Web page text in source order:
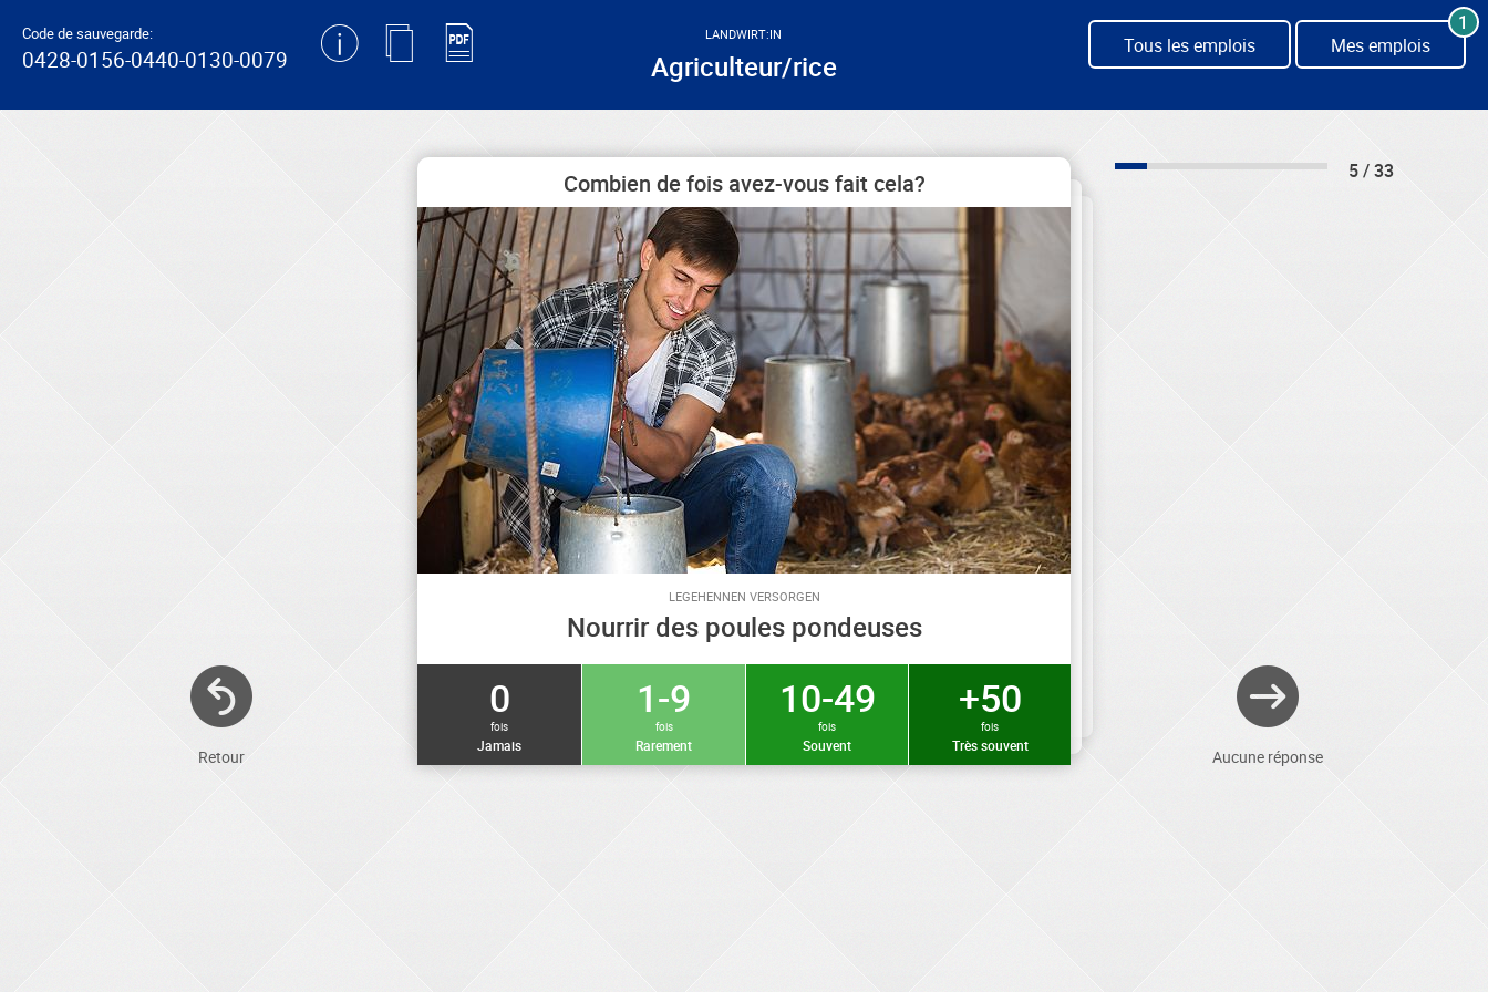
Code de sauvegarde:
0428-0156-0440-0130-0079
LANDWIRT:IN
Agriculteur/rice
Tous les emplois Mes emplois
1
Retour
Combien de fois avez-vous fait cela?
LEGEHENNEN VERSORGEN
Nourrir des poules pondeuses
0
fois
Jamais
1-9
fois
Rarement
10-49
fois
Souvent
+50
fois
Très souvent
5 / 33
Aucune réponse